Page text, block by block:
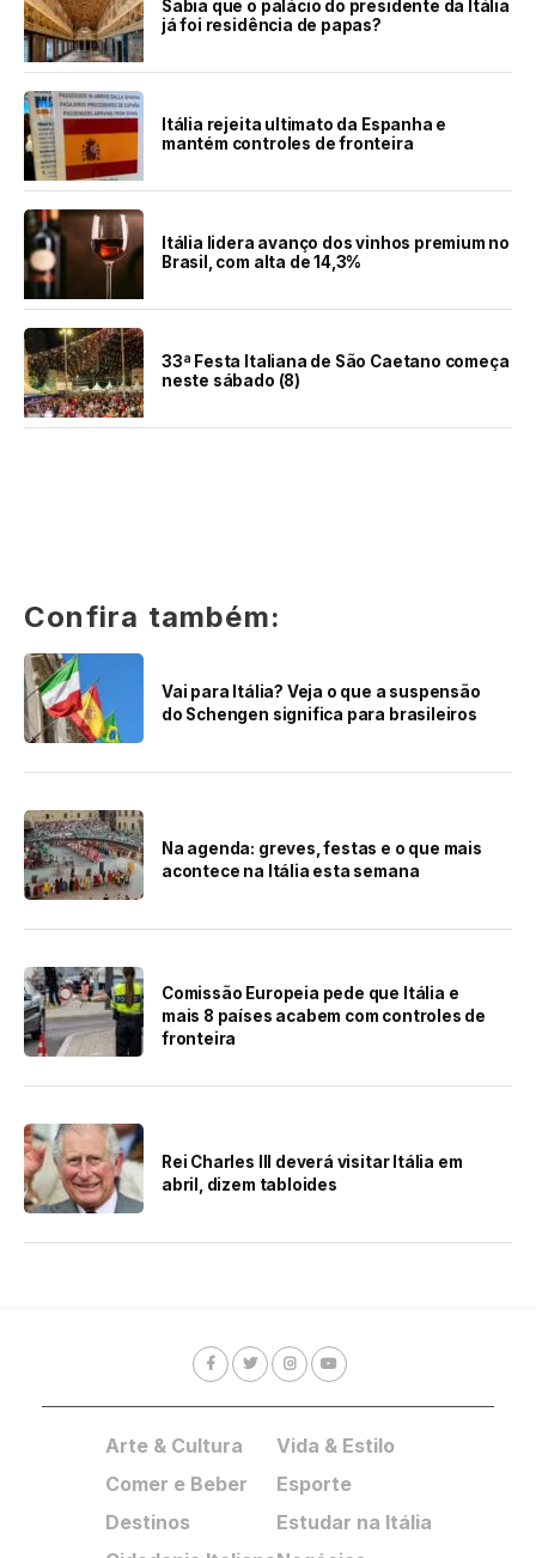
Sabia que o palácio do presidente da Itália
já foi residência de papas?
Itália rejeita ultimato da Espanha e
mantém controles de fronteira
Itália lidera avanço dos vinhos premium no
Brasil, com alta de 14,3%
33ª Festa Italiana de São Caetano começa
neste sábado (8)
Confira também:
Vai para Itália? Veja o que a suspensão
do Schengen significa para brasileiros
Na agenda: greves, festas e o que mais
acontece na Itália esta semana
Comissão Europeia pede que Itália e
mais 8 países acabem com controles de
fronteira
Rei Charles III deverá visitar Itália em
abril, dizem tabloides
Arte & Cultura
Comer e Beber
Destinos
Vida & Estilo
Esporte
Estudar na Itália